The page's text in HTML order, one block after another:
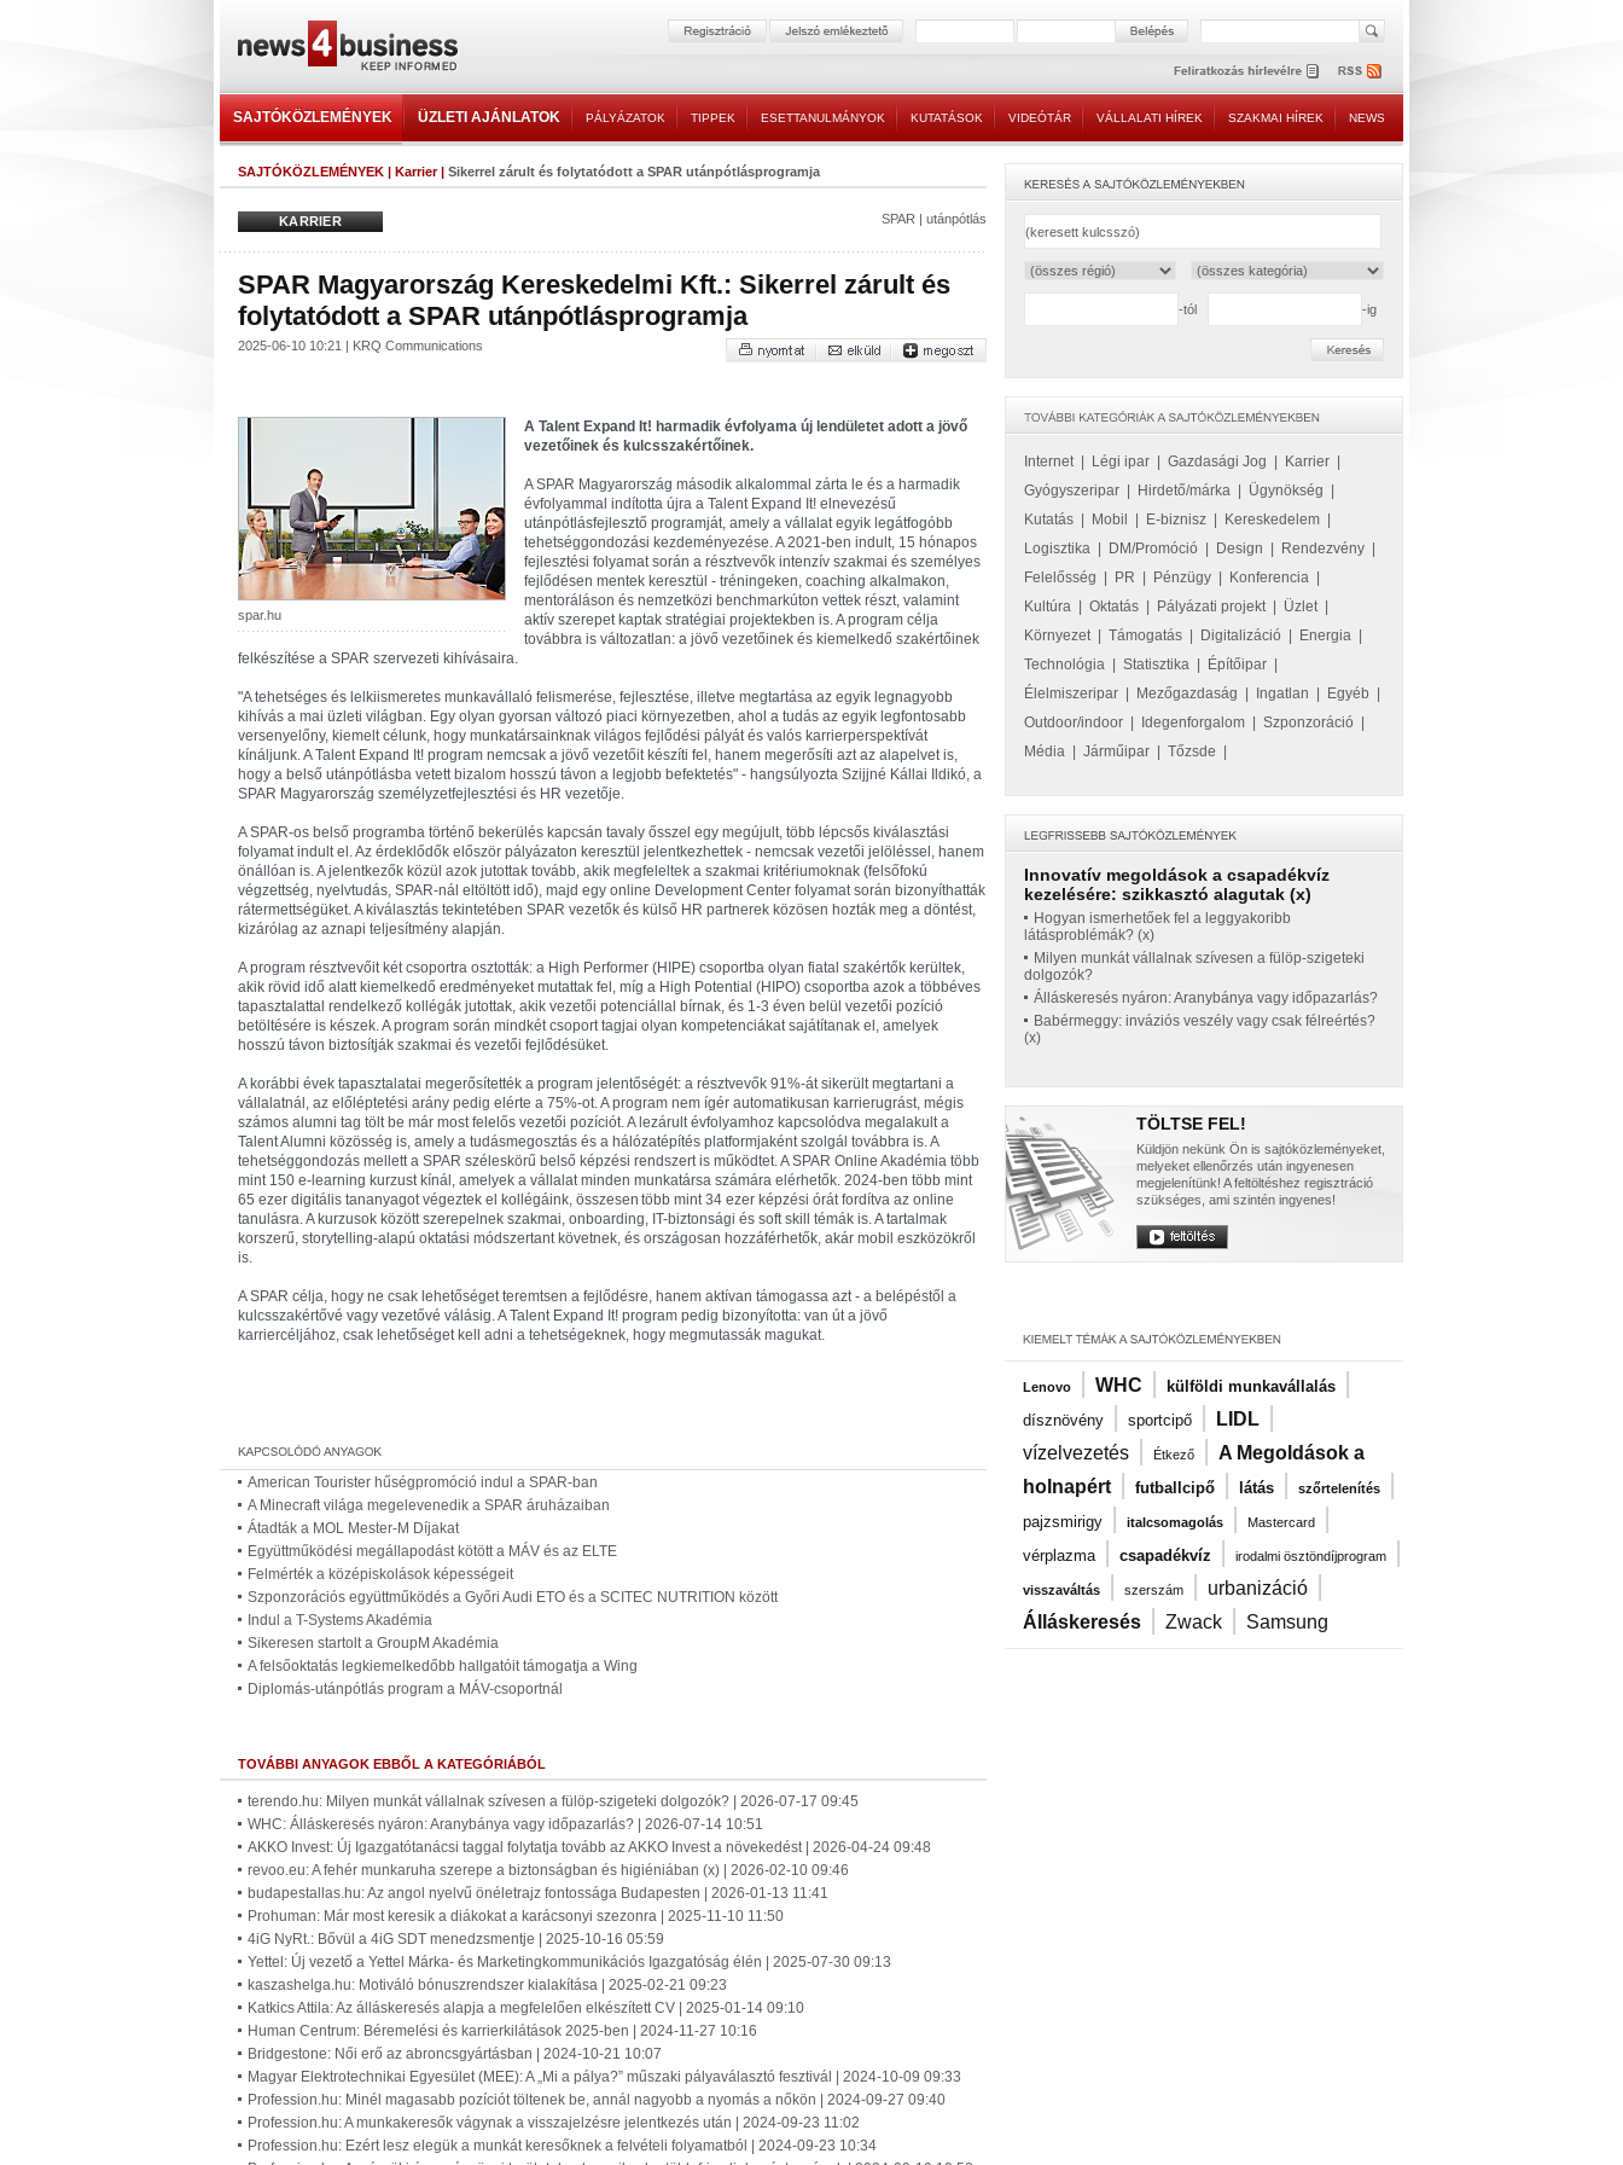
SAJTÓKÖZLEMÉNYEK ÜZLETI AJÁNLATOK PÁLYÁZATOK TIPPEK ESETTANULMÁNYOK KUTATÁSOK VIDEÓTÁR VÁLLALATI HÍREK SZAKMAI HÍREK NEWS
SAJTÓKÖZLEMÉNYEK | Karrier| Sikerrel zárult és folytatódott a SPAR utánpótlásprogramja
KARRIER SPAR | utánpótlás
SPAR Magyarország Kereskedelmi Kft.: Sikerrel zárult és
folytatódott a SPAR utánpótlásprogramja
2025-06-10 10:21 | KRQ Communications
spar.hu
A Talent Expand It! harmadik évfolyama új lendületet adott a jövő
vezetőinek és kulcsszakértőinek.
A SPAR Magyarország második alkalommal zárta le és a harmadik
évfolyammal indította újra a Talent Expand It! elnevezésű
utánpótlásfejlesztő programját, amely a vállalat egyik legátfogóbb
tehetséggondozási kezdeményezése. A 2021-ben indult, 15 hónapos
fejlesztési folyamat során a résztvevők intenzív szakmai és személyes
fejlődésen mentek keresztül - tréningeken, coaching alkalmakon,
mentoráláson és nemzetközi benchmarkúton vettek részt, valamint
aktív szerepet kaptak stratégiai projektekben is. A program célja
továbbra is változatlan: a jövő vezetőinek és kiemelkedő szakértőinek
felkészítése a SPAR szervezeti kihívásaira.
"A tehetséges és lelkiismeretes munkavállaló felismerése, fejlesztése, illetve megtartása az egyik legnagyobb
kihívás a mai üzleti világban. Egy olyan gyorsan változó piaci környezetben, ahol a tudás az egyik legfontosabb
versenyelőny, kiemelt célunk, hogy munkatársainknak világos fejlődési pályát és valós karrierperspektívát
kínáljunk. A Talent Expand It! program nemcsak a jövő vezetőit készíti fel, hanem megerősíti azt az alapelvet is,
hogy a belső utánpótlásba vetett bizalom hosszú távon a legjobb befektetés" - hangsúlyozta Szijjné Kállai Ildikó, a
SPAR Magyarország személyzetfejlesztési és HR vezetője.
A SPAR-os belső programba történő bekerülés kapcsán tavaly ősszel egy megújult, több lépcsős kiválasztási
folyamat indult el. Az érdeklődők először pályázaton keresztül jelentkezhettek - nemcsak vezetői jelöléssel, hanem
önállóan is. A jelentkezők közül azok jutottak tovább, akik megfeleltek a szakmai kritériumoknak (felsőfokú
végzettség, nyelvtudás, SPAR-nál eltöltött idő), majd egy online Development Center folyamat során bizonyíthatták
rátermettségüket. A kiválasztás tekintetében SPAR vezetők és külső HR partnerek közösen hozták meg a döntést,
kizárólag az aznapi teljesítmény alapján.
A program résztvevőit két csoportra osztották: a High Performer (HIPE) csoportba olyan fiatal szakértők kerültek,
akik rövid idő alatt kiemelkedő eredményeket mutattak fel, míg a High Potential (HIPO) csoportba azok a többéves
tapasztalattal rendelkező kollégák jutottak, akik vezetői potenciállal bírnak, és 1-3 éven belül vezetői pozíció
betöltésére is készek. A program során mindkét csoport tagjai olyan kompetenciákat sajátítanak el, amelyek
hosszú távon biztosítják szakmai és vezetői fejlődésüket.
A korábbi évek tapasztalatai megerősítették a program jelentőségét: a résztvevők 91%-át sikerült megtartani a
vállalatnál, az előléptetési arány pedig elérte a 75%-ot. A program nem ígér automatikusan karrierugrást, mégis
számos alumni tag tölt be már most felelős vezetői pozíciót. A lezárult évfolyamhoz kapcsolódva megalakult a
Talent Alumni közösség is, amely a tudásmegosztás és a hálózatépítés platformjaként szolgál továbbra is. A
tehetséggondozás mellett a SPAR széleskörű belső képzési rendszert is működtet. A SPAR Online Akadémia több
mint 150 e-learning kurzust kínál, amelyek a vállalat minden munkatársa számára elérhetők. 2024-ben több mint
65 ezer digitális tananyagot végeztek el kollégáink, összesen több mint 34 ezer képzési órát fordítva az online
tanulásra. A kurzusok között szerepelnek szakmai, onboarding, IT-biztonsági és soft skill témák is. A tartalmak
korszerű, storytelling-alapú oktatási módszertant követnek, és országosan hozzáférhetők, akár mobil eszközökről
is.
A SPAR célja, hogy ne csak lehetőséget teremtsen a fejlődésre, hanem aktívan támogassa azt - a belépéstől a
kulcsszakértővé vagy vezetővé válásig. A Talent Expand It! program pedig bizonyította: van út a jövő
karriercéljához, csak lehetőséget kell adni a tehetségeknek, hogy megmutassák magukat.
American Tourister hűségpromóció indul a SPAR-ban
A Minecraft világa megelevenedik a SPAR áruházaiban
Átadták a MOL Mester-M Díjakat
Együttműködési megállapodást kötött a MÁV és az ELTE
Felmérték a középiskolások képességeit
Szponzorációs együttműködés a Győri Audi ETO és a SCITEC NUTRITION között
Indul a T-Systems Akadémia
Sikeresen startolt a GroupM Akadémia
A felsőoktatás legkiemelkedőbb hallgatóit támogatja a Wing
Diplomás-utánpótlás program a MÁV-csoportnál
TOVÁBBI ANYAGOK EBBŐL A KATEGÓRIÁBÓL
terendo.hu: Milyen munkát vállalnak szívesen a fülöp-szigeteki dolgozók? | 2026-07-17 09:45
WHC: Álláskeresés nyáron: Aranybánya vagy időpazarlás? | 2026-07-14 10:51
AKKO Invest: Új Igazgatótanácsi taggal folytatja tovább az AKKO Invest a növekedést | 2026-04-24 09:48
revoo.eu: A fehér munkaruha szerepe a biztonságban és higiéniában (x) | 2026-02-10 09:46
budapestallas.hu: Az angol nyelvű önéletrajz fontossága Budapesten | 2026-01-13 11:41
Prohuman: Már most keresik a diákokat a karácsonyi szezonra | 2025-11-10 11:50
4iG NyRt.: Bővül a 4iG SDT menedzsmentje | 2025-10-16 05:59
Yettel: Új vezető a Yettel Márka- és Marketingkommunikációs Igazgatóság élén | 2025-07-30 09:13
kaszashelga.hu: Motiváló bónuszrendszer kialakítása | 2025-02-21 09:23
Katkics Attila: Az álláskeresés alapja a megfelelően elkészített CV | 2025-01-14 09:10
Human Centrum: Béremelési és karrierkilátások 2025-ben | 2024-11-27 10:16
Bridgestone: Női erő az abroncsgyártásban | 2024-10-21 10:07
Magyar Elektrotechnikai Egyesület (MEE): A „Mi a pálya?” műszaki pályaválasztó fesztivál | 2024-10-09 09:33
Profession.hu: Minél magasabb pozíciót töltenek be, annál nagyobb a nyomás a nőkön | 2024-09-27 09:40
Profession.hu: A munkakeresők vágynak a visszajelzésre jelentkezés után | 2024-09-23 11:02
Profession.hu: Ezért lesz elegük a munkát keresőknek a felvételi folyamatból | 2024-09-23 10:34
-tól -ig
Internet| Légi ipar Gazdasági Jog Karrier
Gyógyszeripar
Hirdető/márka Ügynökség
Kutatás
Mobil E-biznisz Kereskedelem
Logisztika
DM/Promóció Design Rendezvény
Felelősség
PR Pénzügy Konferencia
Kultúra
Oktatás Pályázati projekt| Üzlet|
Környezet| Támogatás Digitalizáció Energia
Technológia
Statisztika Építőipar
Élelmiszeripar
Mezőgazdaság Ingatlan Egyéb
Outdoor/indoor
Idegenforgalom Szponzoráció
Média
Járműipar Tőzsde
Innovatív megoldások a csapadékvíz
kezelésére: szikkasztó alagutak (x)
Hogyan ismerhetőek fel a leggyakoribb
látásproblémák? (x)
Milyen munkát vállalnak szívesen a fülöp-szigeteki
dolgozók?
Álláskeresés nyáron: Aranybánya vagy időpazarlás?
Babérmeggy: inváziós veszély vagy csak félreértés?
(x)
TÖLTSE FEL!
Küldjön nekünk Ön is sajtóközleményeket,
melyeket ellenőrzés után ingyenesen
megjelenítünk! A feltöltéshez regisztráció
szükséges, ami szintén ingyenes!
Lenovo | WHC | külföldi munkavállalás |
dísznövény | sportcipő | LIDL |
vízelvezetés | Étkező | A Megoldások a
holnapért | futballcipő | látás | szőrtelenítés |
pajzsmirigy | italcsomagolás | Mastercard |
vérplazma | csapadékvíz | irodalmi ösztöndíjprogram |
visszaváltás | szerszám | urbanizáció |
Álláskeresés | Zwack | Samsung